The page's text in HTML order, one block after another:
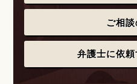
ご相
弁護士に依